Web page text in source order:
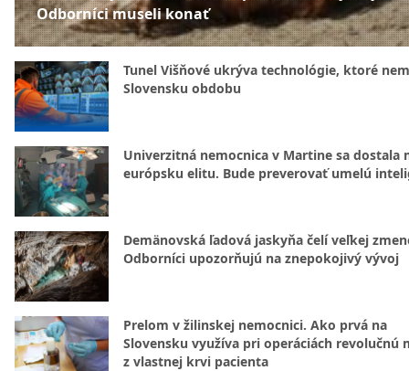
Odborníci museli konať
Tunel Višňové ukrýva technológie, ktoré
Slovensku obdobu
Univerzitná nemocnica v Martine sa dostala
európsku elitu. Bude preverovať umelú
Demänovská ľadová jaskyňa čelí veľkej
Odborníci upozorňujú na znepokojivý vývoj
Prelom v žilinskej nemocnici. Ako prvá na
Slovensku využíva pri operáciách revolučnú
z vlastnej krvi pacienta